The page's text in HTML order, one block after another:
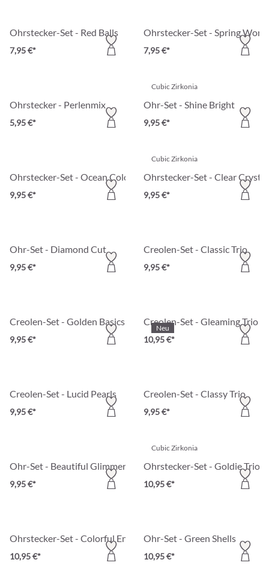
Ohrstecker-Set - Red Balls
7,95 €*
Ohrstecker-Set - Spring
7,95 €*
Ohrstecker - Perlenmix
5,95 €*
Cubic Zirkonia
Ohr-Set - Shine Bright
9,95 €*
Ohrstecker-Set - Ocean Colors
9,95 €*
Cubic Zirkonia
Ohrstecker-Set - Clear Crystal
9,95 €*
Ohr-Set - Diamond Cut
9,95 €*
Creolen-Set - Classic Trio
9,95 €*
Creolen-Set - Golden Basics
9,95 €*
Neu
Creolen-Set - Gleaming Trio
10,95 €*
Creolen-Set - Lucid Pearls
9,95 €*
Creolen-Set - Classy Trio
9,95 €*
Ohr-Set - Beautiful Glimmer
9,95 €*
Cubic Zirkonia
Ohrstecker-Set - Goldie Trio
10,95 €*
Ohrstecker-Set - Colorful Enamel
10,95 €*
Ohr-Set - Green Shells
10,95 €*